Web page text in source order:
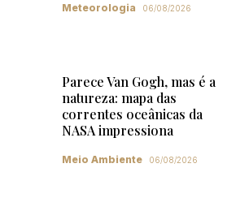
Meteorologia 06/08/2026
Parece Van Gogh, mas é a
natureza: mapa das
correntes oceânicas da
NASA impressiona
Meio Ambiente 06/08/2026